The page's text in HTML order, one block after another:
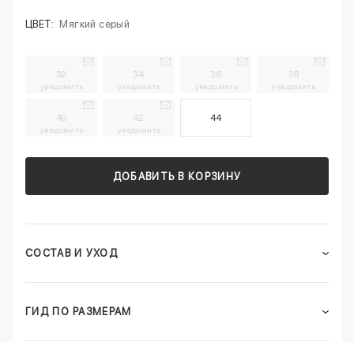
ЦВЕТ: Мягкий серый
32
уведомить
34
уведомить
36
уведомить
38
уведомить
40
уведомить
42
уведомить
44
ДОБАВИТЬ В КОРЗИНУ
СОСТАВ И УХОД
ГИД ПО РАЗМЕРАМ